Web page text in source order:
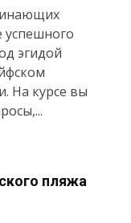
эгидой
На курсе вы
пляжа